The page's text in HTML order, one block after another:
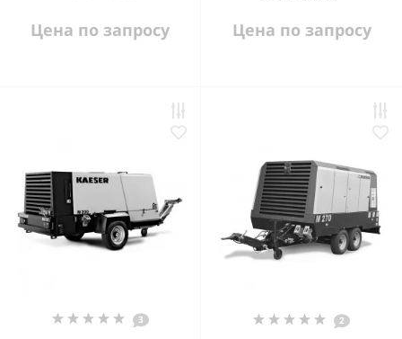
Цена по запросу Цена по запросу
3 2